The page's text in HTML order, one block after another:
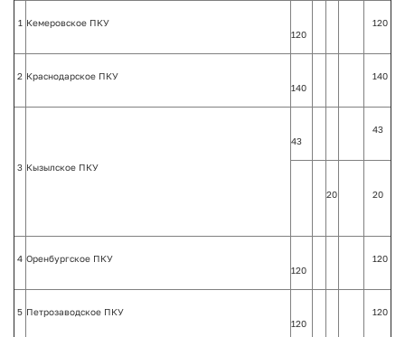
1 Кемеровское ПКУ
120
120
2 Краснодарское ПКУ
140
140
3 Кызылское ПКУ
43
43
20 20
4 Оренбургское ПКУ
120
120
5 Петрозаводское ПКУ
120
120